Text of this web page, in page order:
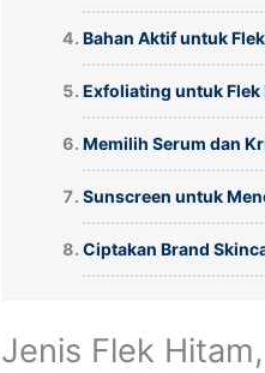
Bahan Aktif untuk
Exfoliating untuk Flek
Memilih Serum dan
Sunscreen untuk
Ciptakan Brand
Jenis Flek